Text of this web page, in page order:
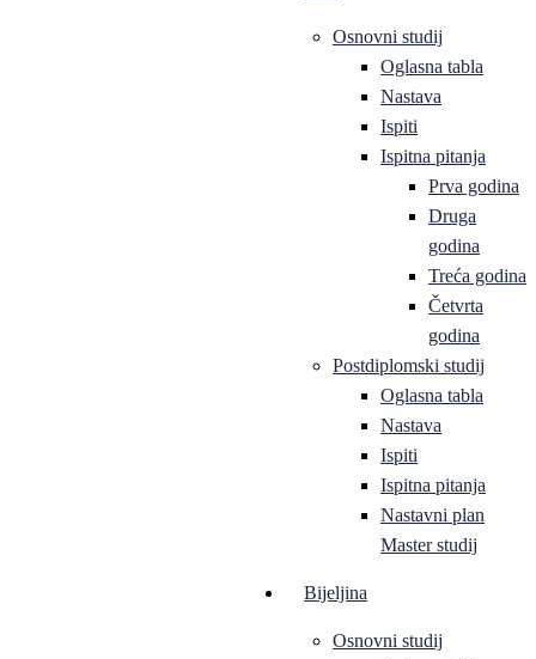
Osnovni studij
Oglasna tabla
Nastava
Ispiti
Ispitna pitanja
Prva godina
Druga
godina
Treća godina
Četvrta
godina
Postdiplomski studij
Oglasna tabla
Nastava
Ispiti
Ispitna pitanja
Nastavni plan
Master studij
Bijeljina
Osnovni studij